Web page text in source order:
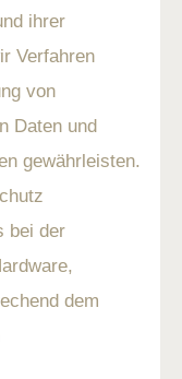
ihrer
Verfahren
von
Daten und
gewährleisten.
bei der
dem